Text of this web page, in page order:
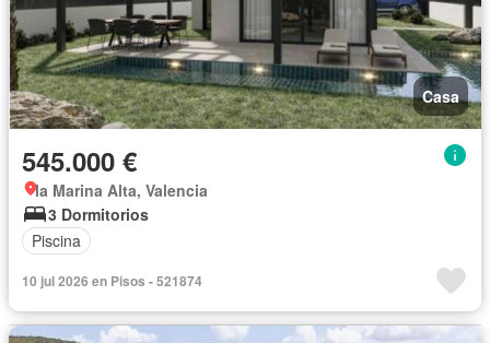
Casa
545.000 €
la Marina Alta, Valencia
3 Dormitorios
Piscina
10 jul 2026 en Pisos - 521874